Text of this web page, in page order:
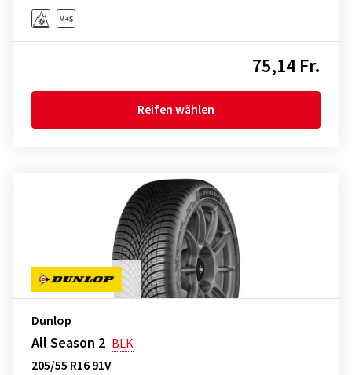
75,14 Fr.
Reifen wählen
Dunlop
All Season 2 BLK
205/55 R16 91V